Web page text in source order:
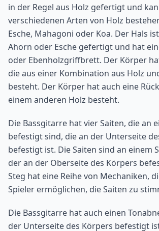
in der Regel aus Holz gefertigt und
verschiedenen Arten von Holz
Esche, Mahagoni oder Koa. Der Hals
Ahorn oder Esche gefertigt und hat
oder Ebenholzgriffbrett. Der Körper
die aus einer Kombination aus Holz
besteht. Der Körper hat auch eine
einem anderen Holz besteht.
Die Bassgitarre hat vier Saiten, die an
befestigt sind, die an der Unterseite
befestigt ist. Die Saiten sind an einem
der an der Oberseite des Körpers
Steg hat eine Reihe von Mechaniken,
Spieler ermöglichen, die Saiten zu
Die Bassgitarre hat auch einen
der Unterseite des Körpers befestigt